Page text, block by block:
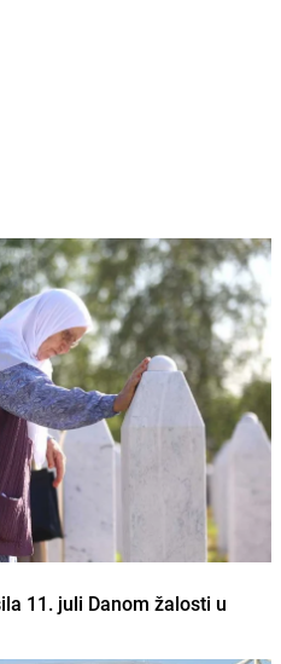
11. juli Danom žalosti u